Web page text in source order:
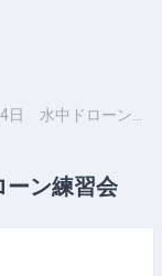
2023年07月14日 水中ドローン練習会
ン練習会